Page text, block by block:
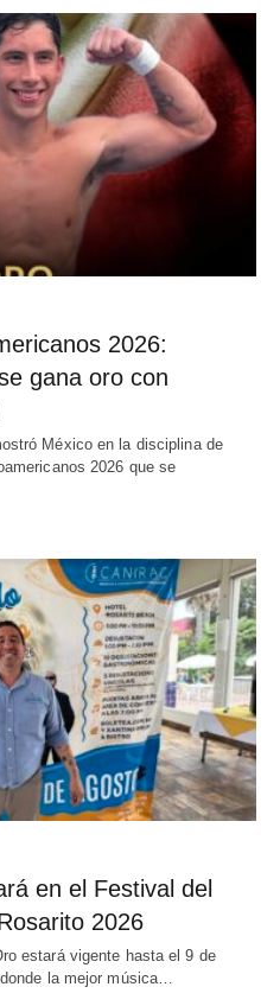
2026:
gana oro con
México en la disciplina de
2026 que se
en el Festival del
2026
estará vigente hasta el 9 de
la mejor música…